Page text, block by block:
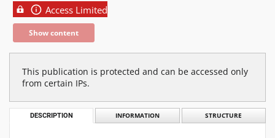
Access Limited
Show content
This publication is protected and can be accessed only
from certain IPs.
DESCRIPTION INFORMATION STRUCTURE